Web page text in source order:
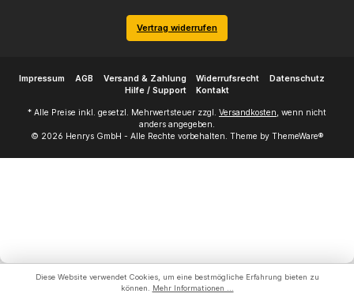
Vertrag widerrufen
Impressum AGB Versand & Zahlung Widerrufsrecht
Datenschutz
Hilfe / Support
Kontakt
* Alle Preise inkl. gesetzl. Mehrwertsteuer zzgl. Versandkosten, wenn nicht
anders angegeben.
© 2026 Henrys GmbH - Alle Rechte vorbehalten. Theme by ThemeWare®
Diese Website verwendet Cookies, um eine bestmögliche Erfahrung bieten zu
können.
Mehr Informationen ...